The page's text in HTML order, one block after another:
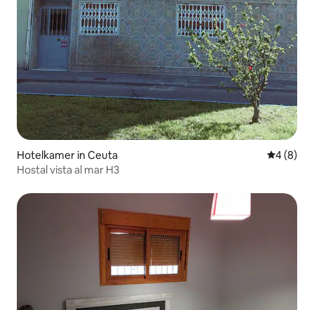
Hotelkamer in Ceuta
4 (8)
Hostal vista al mar H3